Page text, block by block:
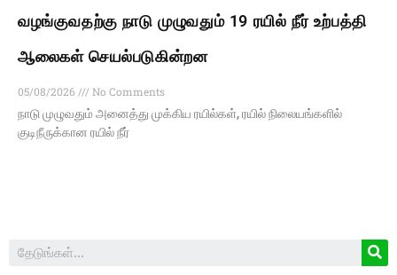
வழங்குவதற்கு நாடு முழுவதும் 19 ரயில் நீர் உற்பத்தி
ஆலைகள் செயல்படுகின்றன
05/08/2026
No Comments
நாடு முழுவதும் அனைத்து முக்கிய ரயில்கள், ரயில் நிலையங்களில்
குடிநீருக்கான ரயில் நீர்